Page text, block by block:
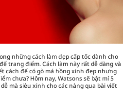
những cách làm đẹp cấp tốc dành cho
trang điểm. Cách làm này rất dễ dàng và
cách để có gò má hồng xinh đẹp nhưng
chưa? Hôm nay,Watsonssẽ bật mí 5
mà siêu xinh cho các nàng qua bài viết